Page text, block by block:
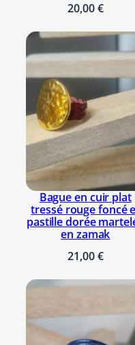
20,00€
Bague en cuir plat
tressé rouge foncé
pastille dorée
en zamak
21,00€